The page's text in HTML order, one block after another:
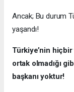
Ancak; Bu durum
yaşandı!
Türkiye’nin hiçbir
ortak olmadığı
başkanı yoktur!